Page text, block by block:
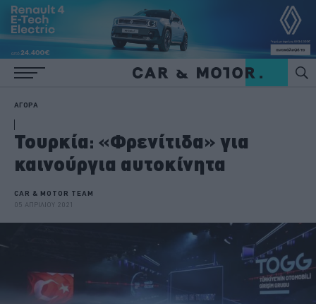
ΑΓΟΡΑ
Τουρκία: «Φρενίτιδα» για
καινούργια αυτοκίνητα
CAR & MOTOR TEAM
05 ΑΠΡΙΛΙΟΥ 2021